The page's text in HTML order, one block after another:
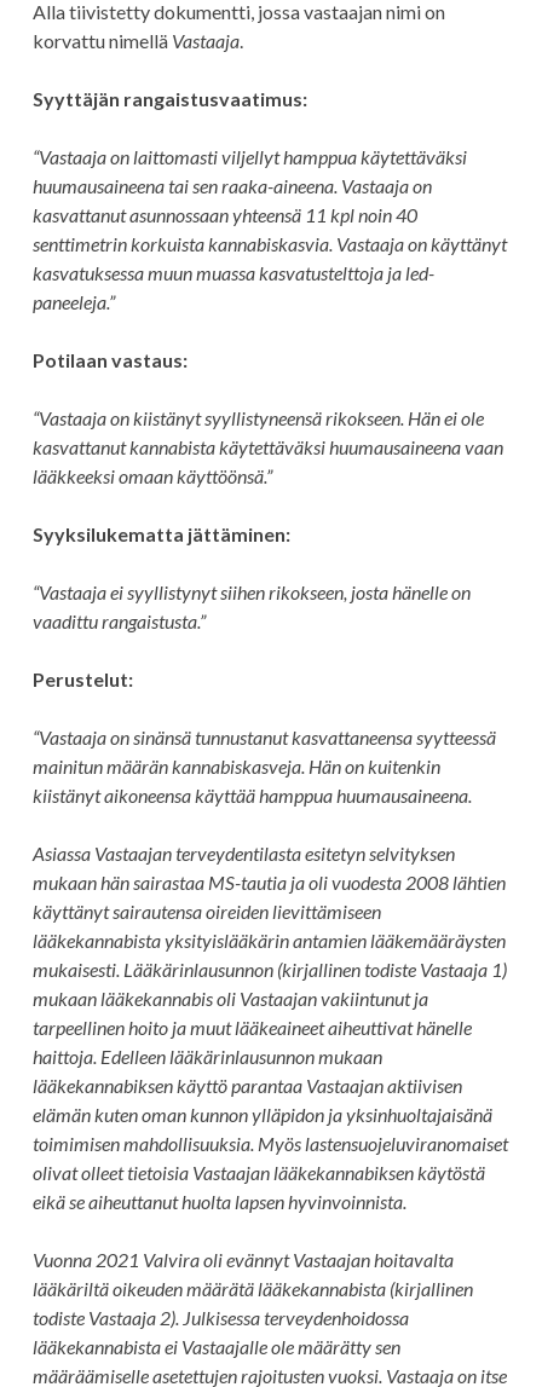
Alla tiivistetty dokumentti, jossa vastaajan nimi on
korvattu nimellä Vastaaja.
Syyttäjän rangaistusvaatimus:
“Vastaaja on laittomasti viljellyt hamppua käytettäväksi
huumausaineena tai sen raaka-aineena. Vastaaja on
kasvattanut asunnossaan yhteensä 11 kpl noin 40
senttimetrin korkuista kannabiskasvia. Vastaaja on käyttänyt
kasvatuksessa muun muassa kasvatustelttoja ja led-
paneeleja.”
Potilaan vastaus:
“Vastaaja on kiistänyt syyllistyneensä rikokseen. Hän ei ole
kasvattanut kannabista käytettäväksi huumausaineena vaan
lääkkeeksi omaan käyttöönsä.”
Syyksilukematta jättäminen:
“Vastaaja ei syyllistynyt siihen rikokseen, josta hänelle on
vaadittu rangaistusta.”
Perustelut:
“Vastaaja on sinänsä tunnustanut kasvattaneensa syytteessä
mainitun määrän kannabiskasveja. Hän on kuitenkin
kiistänyt aikoneensa käyttää hamppua huumausaineena.
Asiassa Vastaajan terveydentilasta esitetyn selvityksen
mukaan hän sairastaa MS-tautia ja oli vuodesta 2008 lähtien
käyttänyt sairautensa oireiden lievittämiseen
lääkekannabista yksityislääkärin antamien lääkemääräysten
mukaisesti. Lääkärinlausunnon (kirjallinen todiste Vastaaja 1)
mukaan lääkekannabis oli Vastaajan vakiintunut ja
tarpeellinen hoito ja muut lääkeaineet aiheuttivat hänelle
haittoja. Edelleen lääkärinlausunnon mukaan
lääkekannabiksen käyttö parantaa Vastaajan aktiivisen
elämän kuten oman kunnon ylläpidon ja yksinhuoltajaisänä
toimimisen mahdollisuuksia. Myös lastensuojeluviranomaiset
olivat olleet tietoisia Vastaajan lääkekannabiksen käytöstä
eikä se aiheuttanut huolta lapsen hyvinvoinnista.
Vuonna 2021 Valvira oli evännyt Vastaajan hoitavalta
lääkäriltä oikeuden määrätä lääkekannabista (kirjallinen
todiste Vastaaja 2). Julkisessa terveydenhoidossa
lääkekannabista ei Vastaajalle ole määrätty sen
määräämiselle asetettujen rajoitusten vuoksi. Vastaaja on itse